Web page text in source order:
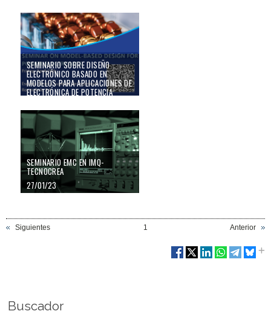
SEMINARIO SOBRE DISEÑO
ELECTRÓNICO BASADO EN
MODELOS PARA APLICACIONES DE
ELECTRÓNICA DE POTENCIA
SEMINARIO EMC EN IMQ-
TECNOCREA
27/01/23
Siguientes Anterior
1
Buscador